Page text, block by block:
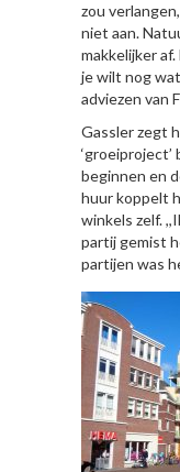
zou
niet aan.
makkelijker
je wilt nog
adviezen van
Gassler zegt
beginnen en
huur koppelt
winkels zelf.
partij gemist
partijen was